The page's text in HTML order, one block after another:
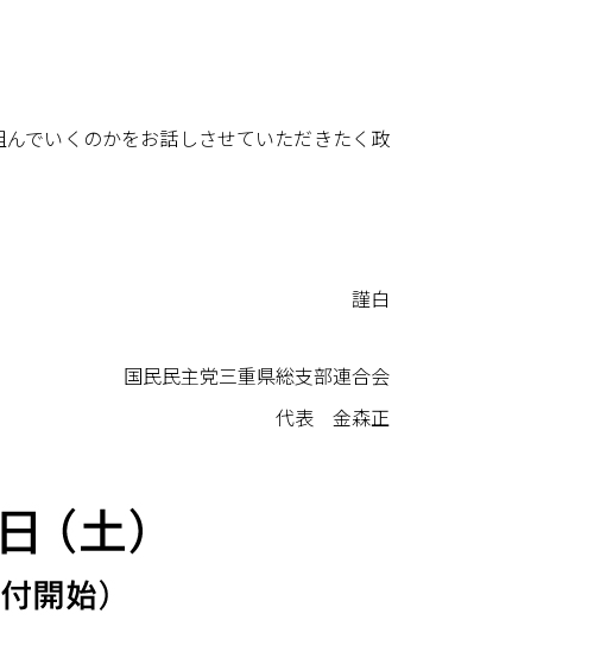
でいくのかをお話しさせていただきたく政
謹白
国民民主党三重県総支部連合会
代表 金森正